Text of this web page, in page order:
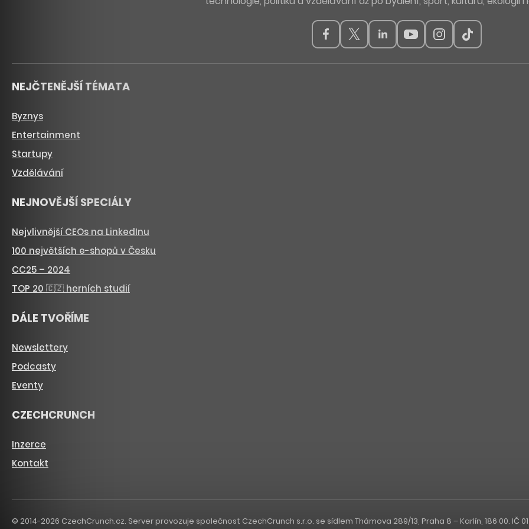
NEJČTENĚJŠÍ TÉMATA
Byznys
Entertainment
Startupy
Vzdělávání
NEJNOVĚJŠÍ SPECIÁLY
Nejvlivnější CEOs na LinkedInu
100 největších e-shopů v Česku
CC25 – 2024
TOP 20 🇨🇿 herních studií
DÁLE TVOŘÍME
Newslettery
Podcasty
Eventy
CZECHCRUNCH
Inzerce
Kontakt
© 2014-2026 CzechCrunch.cz. Server provozuje společnost CzechCrunch s.r.o. se sídlem Thámova 289/13, Praha 8 – Karlín, 186 00. IČ